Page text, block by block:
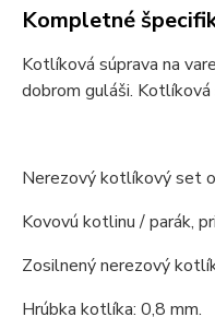
Kompletné
Kotlíková súprava na
dobrom guláši.
Nerezový kotlíkový set
Kovovú kotlinu / parák,
Zosilnený nerezový
Hrúbka kotlíka: 0,8 mm.